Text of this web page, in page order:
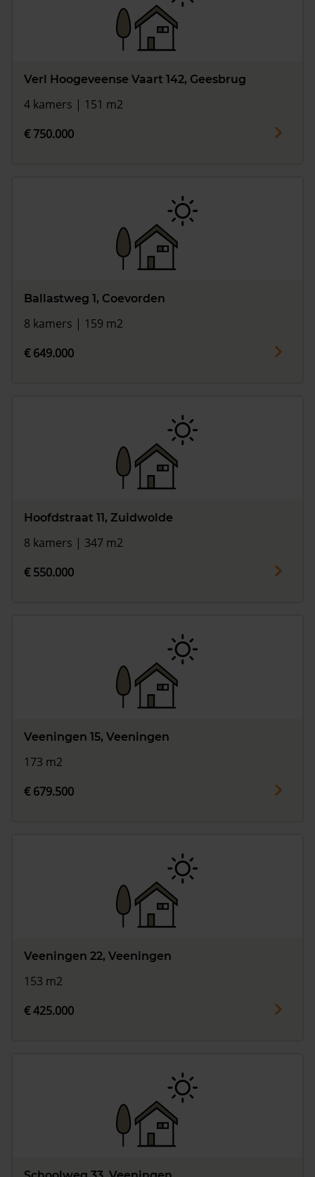
Verl Hoogeveense Vaart 142, Geesbrug
4 kamers | 151 m2
€ 750.000
Ballastweg 1, Coevorden
8 kamers | 159 m2
€ 649.000
Hoofdstraat 11, Zuidwolde
8 kamers | 347 m2
€ 550.000
Veeningen 15, Veeningen
173 m2
€ 679.500
Veeningen 22, Veeningen
153 m2
€ 425.000